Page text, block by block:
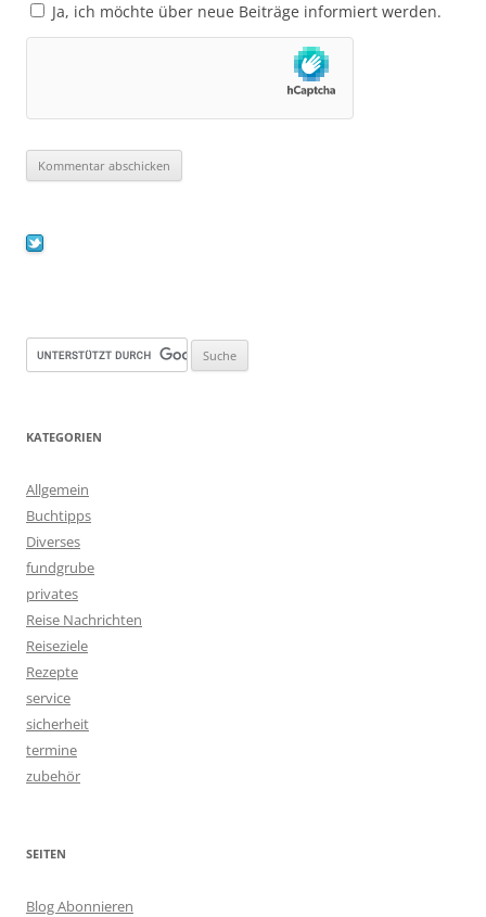
Ja, ich möchte über neue Beiträge informiert werden.
KATEGORIEN
Allgemein
Buchtipps
Diverses
fundgrube
privates
Reise Nachrichten
Reiseziele
Rezepte
service
sicherheit
termine
zubehör
SEITEN
Blog Abonnieren